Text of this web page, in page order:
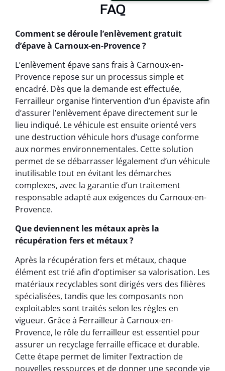
FAQ
Comment se déroule l’enlèvement gratuit
d’épave à Carnoux-en-Provence ?
L’enlèvement épave sans frais à Carnoux-en-
Provence repose sur un processus simple et
encadré. Dès que la demande est effectuée,
Ferrailleur organise l’intervention d’un épaviste afin
d’assurer l’enlèvement épave directement sur le
lieu indiqué. Le véhicule est ensuite orienté vers
une destruction véhicule hors d’usage conforme
aux normes environnementales. Cette solution
permet de se débarrasser légalement d’un véhicule
inutilisable tout en évitant les démarches
complexes, avec la garantie d’un traitement
responsable adapté aux exigences du Carnoux-en-
Provence.
Que deviennent les métaux après la
récupération fers et métaux ?
Après la récupération fers et métaux, chaque
élément est trié afin d’optimiser sa valorisation. Les
matériaux recyclables sont dirigés vers des filières
spécialisées, tandis que les composants non
exploitables sont traités selon les règles en
vigueur. Grâce à Ferrailleur à Carnoux-en-
Provence, le rôle du ferrailleur est essentiel pour
assurer un recyclage ferraille efficace et durable.
Cette étape permet de limiter l’extraction de
nouvelles ressources et de donner une seconde vie